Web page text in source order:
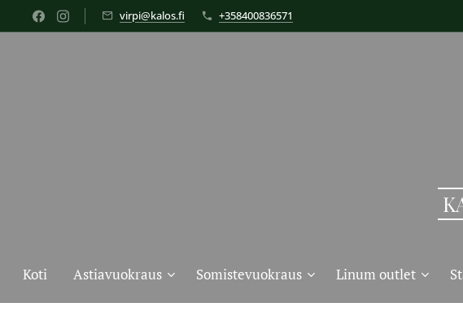
virpi@kalos.fi +358400836571
Koti Astiavuokraus Somistevuokraus Linum outlet